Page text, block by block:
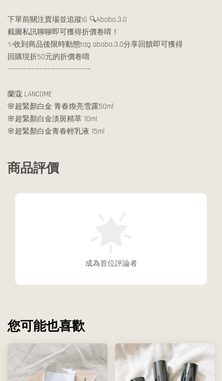
下單前關注賣場並追蹤IG 🔍Abobo.3.0
截圖私訊聊聊即可獲得折價卷唷！
✨收到商品後限時動態tag abobo.3.0分享回饋即可獲得
回購現折50元的折價卷唷
—————————————————————
蘭蔻 LANCOME
🌸超緊顏白金 青春煥亮雪露50ml
🌸超緊顏白金淡斑精萃 10ml
🌸超緊顏白金青春輕乳液 15ml
商品評價
成為首位評論者
您可能也喜歡